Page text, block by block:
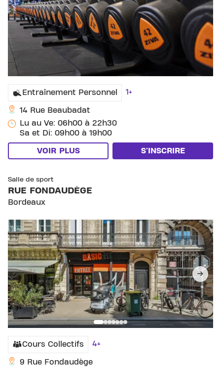
Entraînement Personnel 1+
14 Rue Beaubadat
Lu au Ve: 06h00 à 22h30
Sa et Di: 09h00 à 19h00
VOIR PLUS S'INSCRIRE
Salle de sport
RUE FONDAUDÈGE
Bordeaux
Cours Collectifs 4+
9 Rue Fondaudège